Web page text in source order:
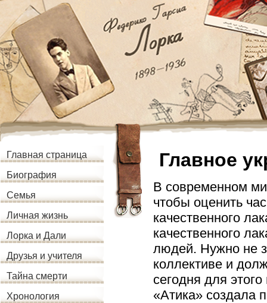
Главная страница
Биография
Семья
Личная жизнь
Лорка и Дали
Друзья и учителя
Тайна смерти
Хронология
Главное
В современном
чтобы оценить
качественного
качественного
людей. Нужно не
коллективе и
сегодня для
«Атика» создала